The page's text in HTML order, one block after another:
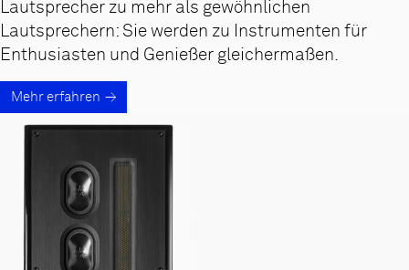
Lautsprecher zu mehr als gewöhnlichen
Lautsprechern: Sie werden zu Instrumenten für
Enthusiasten und Genießer gleichermaßen.
Mehr erfahren